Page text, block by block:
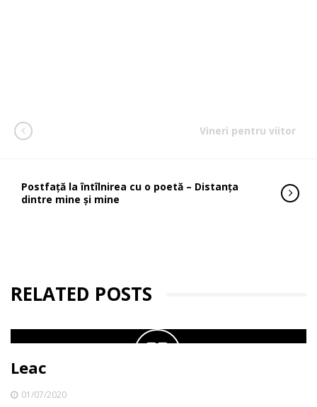
Vineri pentru viitor
Postfață la întîlnirea cu o poetă – Distanța
dintre mine și mine
RELATED POSTS
Leac
01/07/2020